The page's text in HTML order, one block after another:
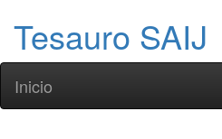
Tesauro SAIJ
Inicio